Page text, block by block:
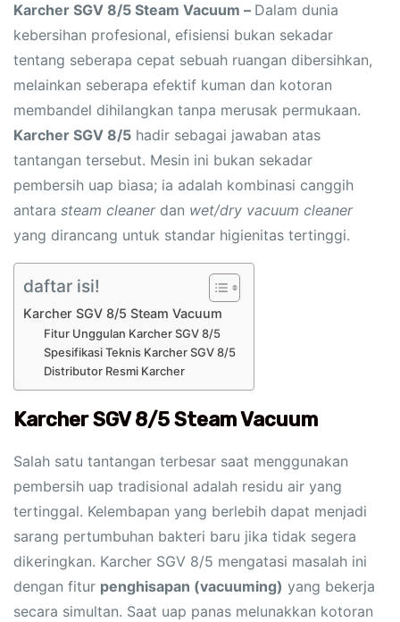
Karcher SGV 8/5 Steam Vacuum – Dalam dunia
kebersihan profesional, efisiensi bukan sekadar
tentang seberapa cepat sebuah ruangan dibersihkan,
melainkan seberapa efektif kuman dan kotoran
membandel dihilangkan tanpa merusak permukaan.
Karcher SGV 8/5 hadir sebagai jawaban atas
tantangan tersebut. Mesin ini bukan sekadar
pembersih uap biasa; ia adalah kombinasi canggih
antara steam cleanerdan wet/dry vacuum cleaner
yang dirancang untuk standar higienitas tertinggi.
daftar isi!
Karcher SGV 8/5 Steam Vacuum
Fitur Unggulan Karcher SGV 8/5
Spesifikasi Teknis Karcher SGV 8/5
Distributor Resmi Karcher
Karcher SGV 8/5 Steam Vacuum
Salah satu tantangan terbesar saat menggunakan
pembersih uap tradisional adalah residu air yang
tertinggal. Kelembapan yang berlebih dapat menjadi
sarang pertumbuhan bakteri baru jika tidak segera
dikeringkan. Karcher SGV 8/5 mengatasi masalah ini
dengan fitur penghisapan (vacuuming) yang bekerja
secara simultan. Saat uap panas melunakkan kotoran